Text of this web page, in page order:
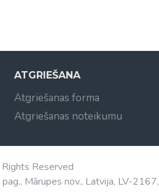
ATGRIEŠANA
Atgriešanas forma
Atgriešanas noteikumu
Reserved
Mārupes nov., Latvija, LV-2167,